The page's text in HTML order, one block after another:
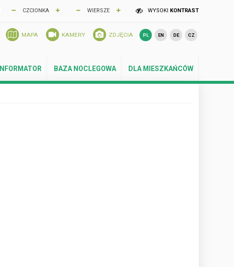
CZCIONKA WIERSZE WYSOKI KONTRAST
MAPA KAMERY ZDJĘCIA PL EN DE CZ
INFORMATOR BAZA NOCLEGOWA DLA MIESZKAŃCÓW